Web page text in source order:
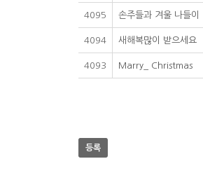
4095 손주들과 겨울 나들이
4094 새해복많이 받으세요
4093 Marry_ Christmas
등록